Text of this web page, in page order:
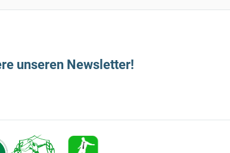
unseren Newsletter!